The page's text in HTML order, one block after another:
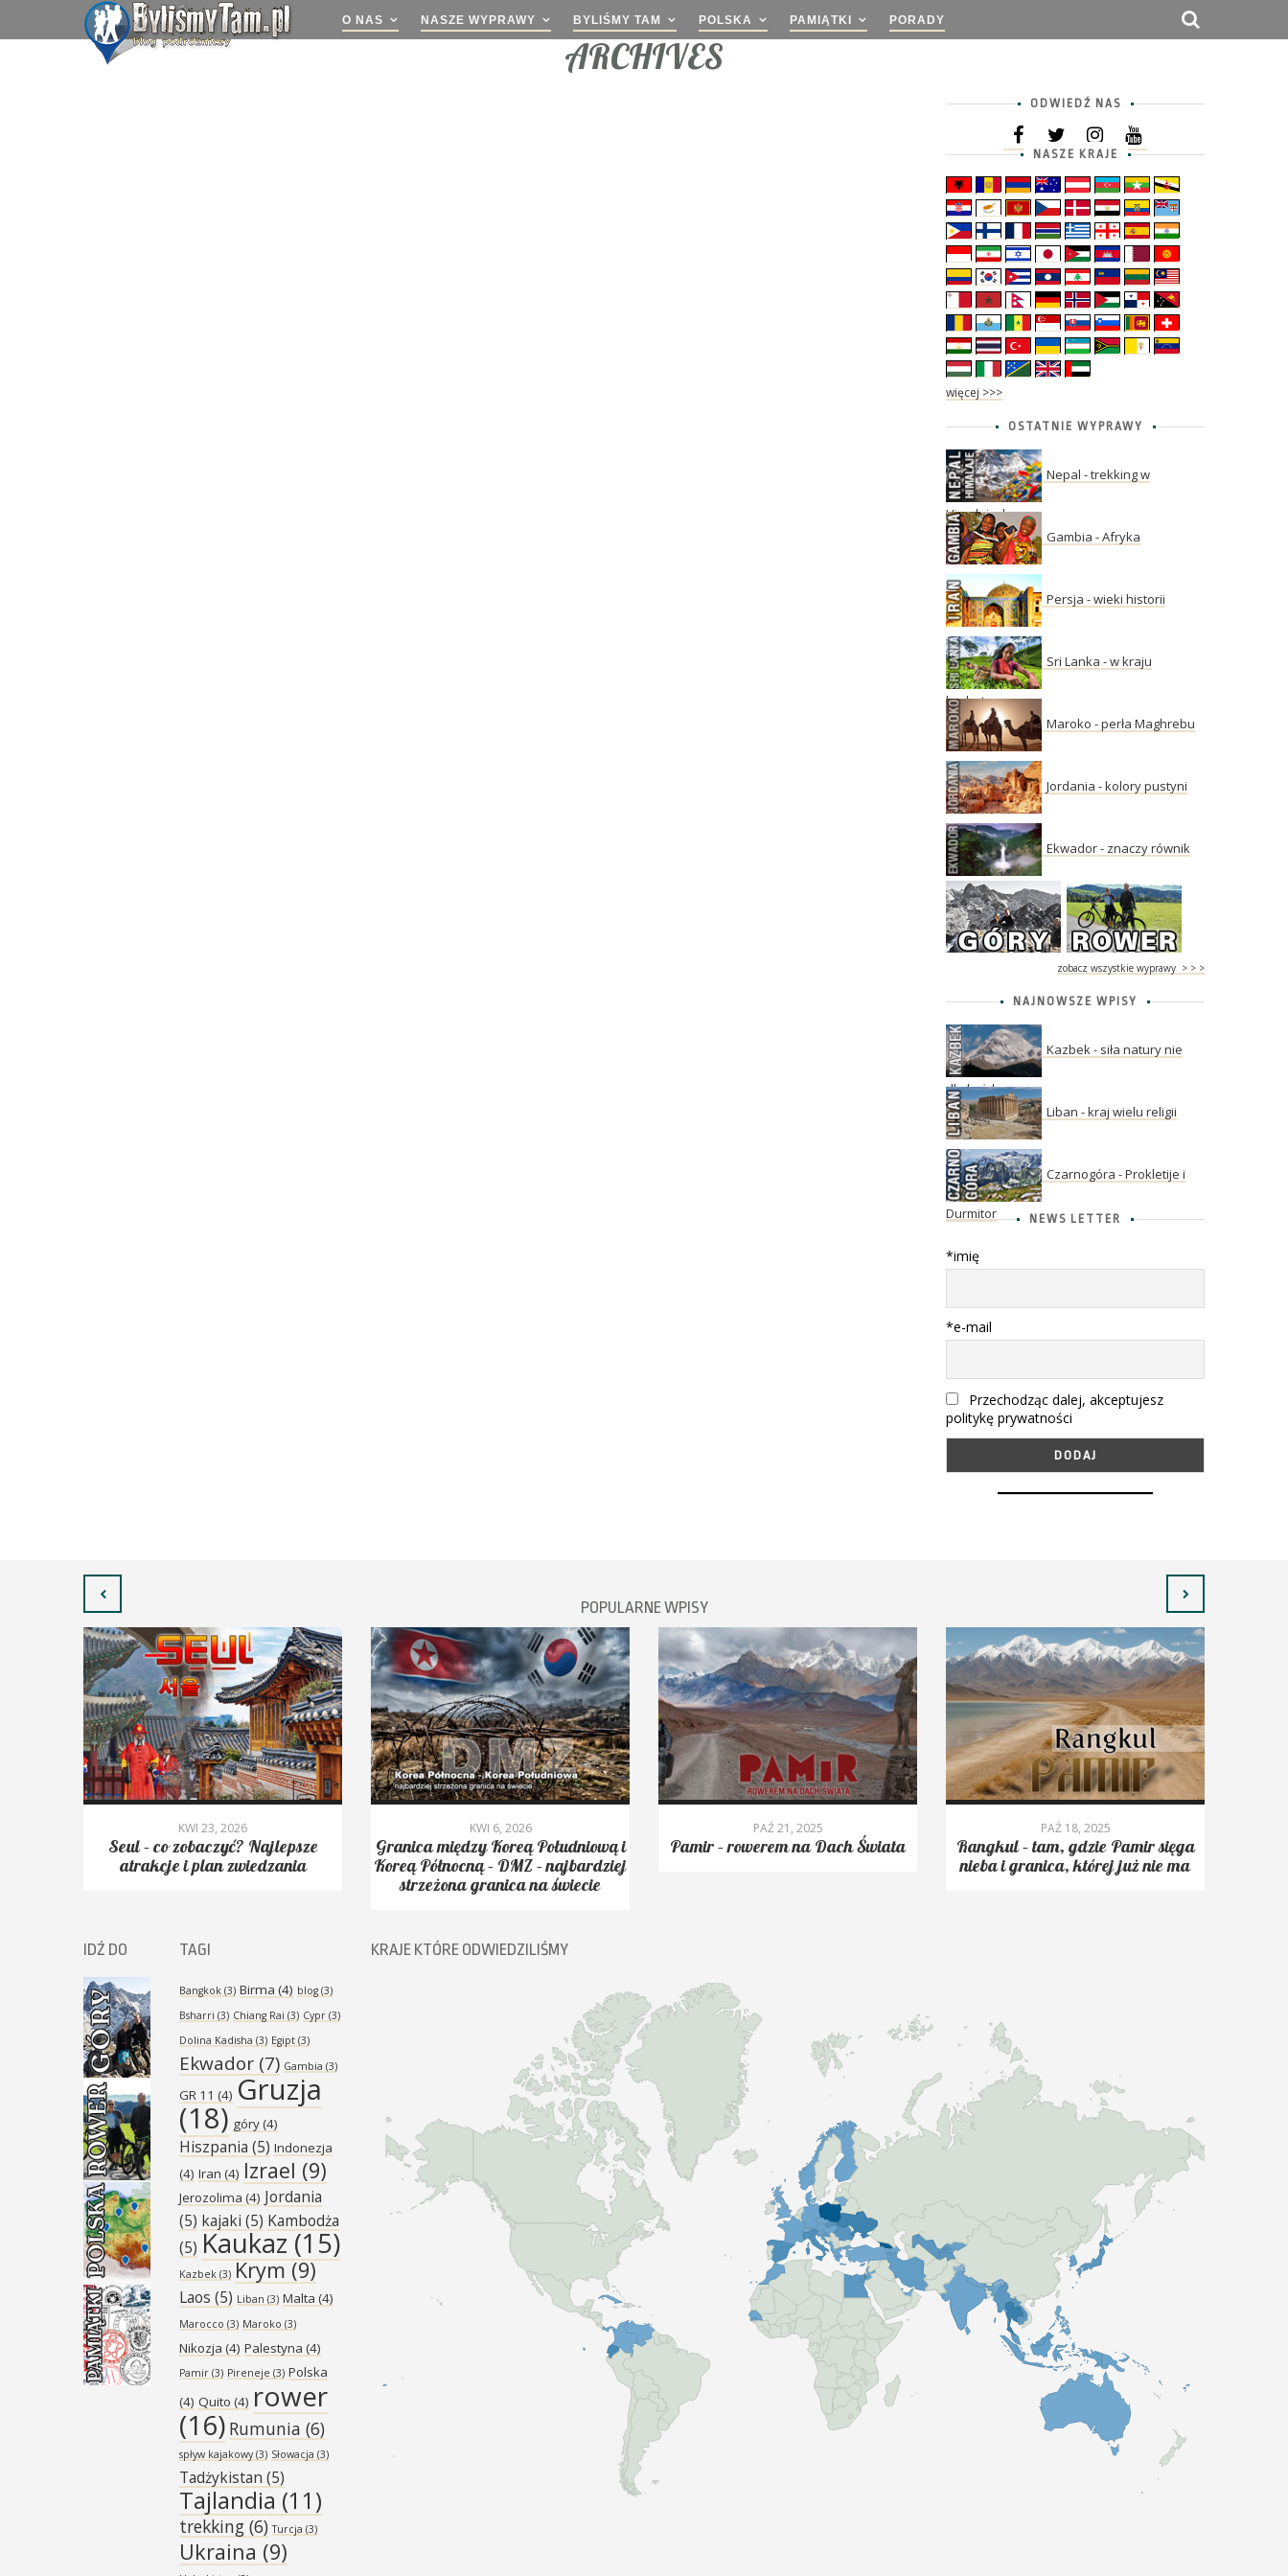
O NAS NASZE WYPRAWY BYLIŚMY TAM POLSKA PAMIĄTKI PORADY
ARCHIVES
ODWIEDŹ NAS
NASZE KRAJE
więcej >>>
OSTATNIE WYPRAWY
Nepal - trekking w
Himalajach
Gambia - Afryka
Persja - wieki historii
Sri Lanka - w kraju
herbaty
Maroko - perła Maghrebu
Jordania - kolory pustyni
Ekwador - znaczy równik
zobacz wszystkie wyprawy > > >
NAJNOWSZE WPISY
Kazbek - siła natury nie
dla każdego
Liban - kraj wielu religii
Czarnogóra - Prokletije i
Durmitor NEWS LETTER
*imię
*e-mail
Przechodząc dalej, akceptujesz
politykę prywatności
POPULARNE WPISY
KWI 23, 2026
Seul – co zobaczyć? Najlepsze
atrakcje i plan zwiedzania
KWI 6, 2026
Granica między Koreą Południową i
Koreą Północną – DMZ – najbardziej
strzeżona granica na świecie
PAŹ 21, 2025
Pamir – rowerem na Dach Świata
PAŹ 18, 2025
Rangkul – tam, gdzie Pamir sięga
nieba i granica, której już nie ma
IDŹ DO TAGI
Bangkok (3) Birma (4) blog (3)
Bsharri (3) Chiang Rai (3) Cypr (3)
Dolina Kadisha (3) Egipt (3)
Ekwador (7) Gambia (3)
GR 11 (4) Gruzja
(18) góry(4)
Hiszpania (5) Indonezja
(4) Iran (4) Izrael (9)
Jerozolima (4) Jordania
(5) kajaki (5) Kambodża
(5) Kaukaz(15)
Kazbek (3) Krym(9)
Laos (5) Liban (3) Malta (4)
Marocco (3) Maroko (3)
Nikozja (4) Palestyna (4)
Pamir (3) Pireneje (3) Polska
(4) Quito (4) rower
(16) Rumunia (6)
spływ kajakowy(3) Słowacja (3)
Tadżykistan (5)
Tajlandia (11)
trekking (6) Turcja (3)
Ukraina (9)
KRAJE KTÓRE ODWIEDZILIŚMY